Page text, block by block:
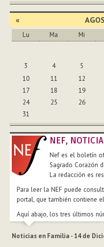
«
Lu Ma Mi
3
4 5
10
11 12
17
18 19
24
25 26
31
NEF,
Nef es el boletín
Sagrado Corazón
La redacción es
Para leer la NEF puede
portal, que también contiene
Aquí abajo, los tres últimos
Noticias en Familia - 14 de